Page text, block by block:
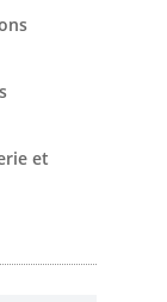
et